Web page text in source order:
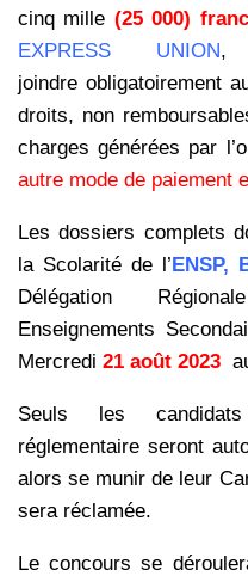
cinq mille (25 000)
EXPRESS UNION,
joindre obligatoirement
droits, non
charges générées par
autre mode de paiement
Les dossiers complets
la Scolarité de l’ENSP,
Délégation
Enseignements
Mercredi 21 août 2023
Seuls les
réglementaire seront
alors se munir de leur
sera réclamée.
Le concours se